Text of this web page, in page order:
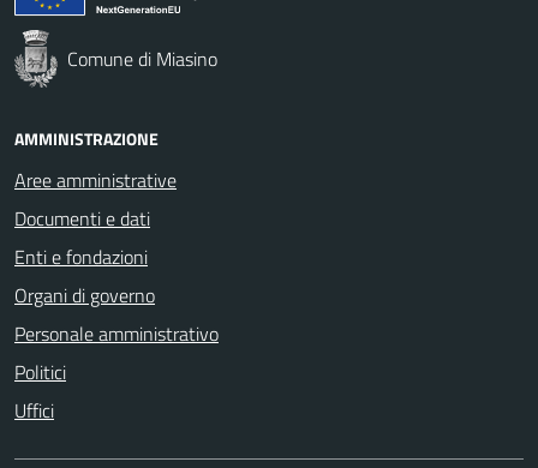
Comune di Miasino
AMMINISTRAZIONE
Aree amministrative
Documenti e dati
Enti e fondazioni
Organi di governo
Personale amministrativo
Politici
Uffici